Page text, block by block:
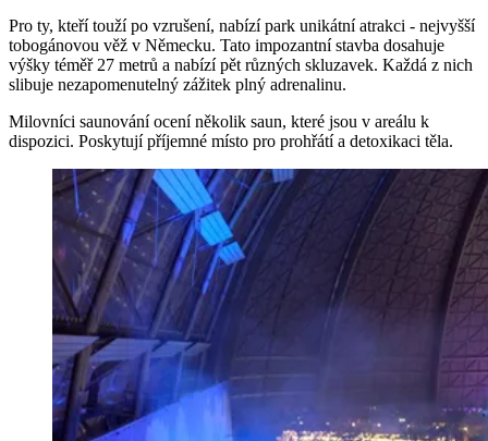
Pro ty, kteří touží po vzrušení, nabízí park unikátní atrakci - nejvyšší
tobogánovou věž v Německu. Tato impozantní stavba dosahuje
výšky téměř 27 metrů a nabízí pět různých skluzavek. Každá z nich
slibuje nezapomenutelný zážitek plný adrenalinu.
Milovníci saunování ocení několik saun, které jsou v areálu k
dispozici. Poskytují příjemné místo pro prohřátí a detoxikaci těla.